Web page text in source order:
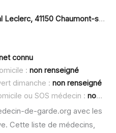
41150 Chaumont-sur-Loire
connu
: non renseigné
dimanche : non renseigné
ou SOS médecin : non renseigné
de-garde.org avec les
Cette liste de médecins,